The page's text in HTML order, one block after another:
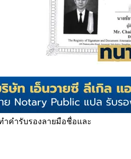
ำคำรับรองลายมือชื่อและ